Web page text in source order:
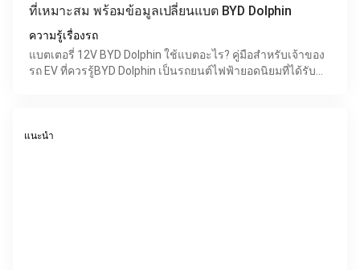
ที่เหมาะสม พร้อมข้อมูลเปลี่ยนแบต BYD Dolphin
ความรู้เรื่องรถ
แบตเตอรี่ 12V BYD Dolphin ใช้แบตอะไร? คู่มือสำหรับเจ้าของ
รถ EV ที่ควรรู้BYD Dolphin เป็นรถยนต์ไฟฟ้ายอดนิยมที่ได้รับ
แนะนำ